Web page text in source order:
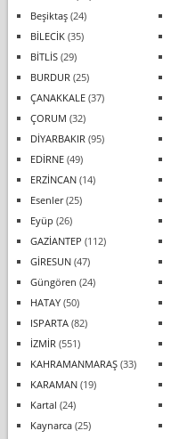
Beşiktaş(24)
BİLECİK(35)
BİTLİS(29)
BURDUR (25)
ÇANAKKALE(37)
ÇORUM (32)
DİYARBAKIR (95)
EDİRNE(49)
ERZİNCAN(14)
Esenler(25)
Eyüp (26)
GAZİANTEP (112)
GİRESUN(47)
Güngören (24)
HATAY(50)
ISPARTA(82)
İZMİR (551)
KAHRAMANMARAŞ(33)
KARAMAN(19)
Kartal (24)
Kaynarca(25)